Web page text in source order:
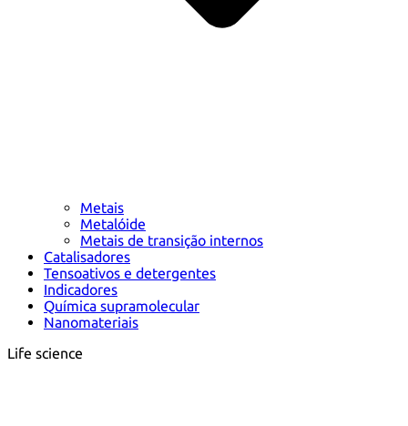
Metais
Metalóide
Metais de transição internos
Catalisadores
Tensoativos e detergentes
Indicadores
Química supramolecular
Nanomateriais
Life science